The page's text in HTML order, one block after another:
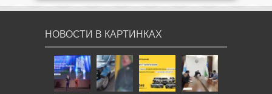
НОВОСТИ В КАРТИНКАХ